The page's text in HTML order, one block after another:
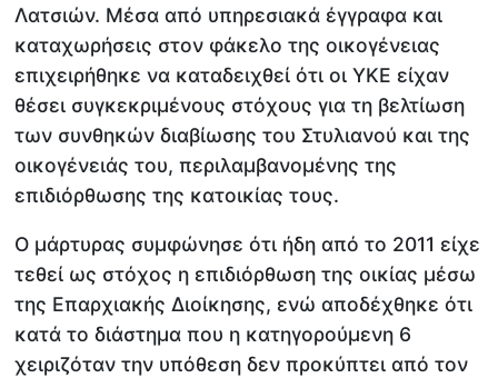
Λατσιών. Μέσα από υπηρεσιακά έγγραφα και
καταχωρήσεις στον φάκελο της οικογένειας
επιχειρήθηκε να καταδειχθεί ότι οι ΥΚΕ είχαν
θέσει συγκεκριμένους στόχους για τη βελτίωση
των συνθηκών διαβίωσης του Στυλιανού και της
οικογένειάς του, περιλαμβανομένης της
επιδιόρθωσης της κατοικίας τους.
Ο μάρτυρας συμφώνησε ότι ήδη από το 2011 είχε
τεθεί ως στόχος η επιδιόρθωση της οικίας μέσω
της Επαρχιακής Διοίκησης, ενώ αποδέχθηκε ότι
κατά το διάστημα που η κατηγορούμενη 6
χειριζόταν την υπόθεση δεν προκύπτει από τον